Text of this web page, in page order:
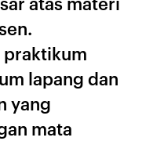
praktikum
lapang dan
yang
mata